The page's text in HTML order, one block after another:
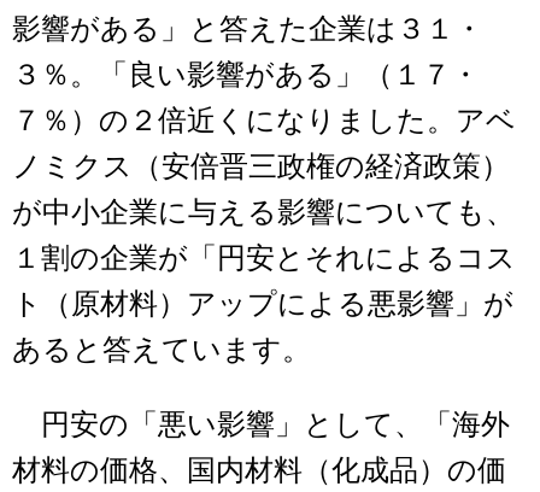
影響がある」と答えた企業は３１・
３％。「良い影響がある」（１７・
７％）の２倍近くになりました。アベ
ノミクス（安倍晋三政権の経済政策）
が中小企業に与える影響についても、
１割の企業が「円安とそれによるコス
ト（原材料）アップによる悪影響」が
あると答えています。
円安の「悪い影響」として、「海外
材料の価格、国内材料（化成品）の価